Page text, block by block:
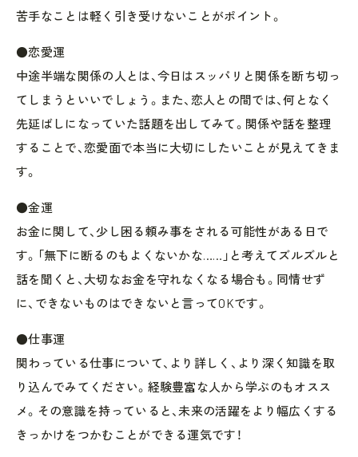
苦手なことは軽く引き受けないことがポイント。
●恋愛運
中途半端な関係の人とは、今日はスッパリと関係を断ち切っ
てしまうといいでしょう。また、恋人との間では、何となく
先延ばしになっていた話題を出してみて。関係や話を整理
することで、恋愛面で本当に大切にしたいことが見えてきま
す。
●金運
お金に関して、少し困る頼み事をされる可能性がある日で
す。「無下に断るのもよくないかな……」と考えてズルズルと
話を聞くと、大切なお金を守れなくなる場合も。同情せず
に、できないものはできないと言ってOKです。
●仕事運
関わっている仕事について、より詳しく、より深く知識を取
り込んでみてください。経験豊富な人から学ぶのもオスス
メ。その意識を持っていると、未来の活躍をより幅広くする
きっかけをつかむことができる運気です！